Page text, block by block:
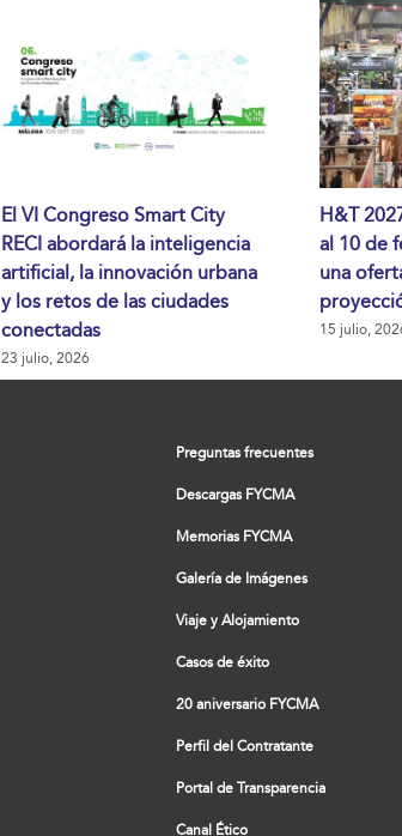
El VI Congreso Smart City
RECI abordará la inteligencia
artificial, la innovación urbana
y los retos de las ciudades
conectadas
23 julio, 2026
H&T
al 10 de
una
15 julio,
Preguntas frecuentes
Descargas FYCMA
Memorias FYCMA
Galería de Imágenes
Viaje y Alojamiento
Casos de éxito
20 aniversario FYCMA
Perfil del Contratante
Portal de Transparencia
Canal Ético